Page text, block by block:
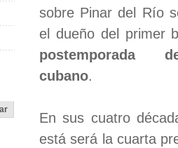
sobre Pinar del Río
el dueño del primer
postemporada
cubano.
En sus cuatro
está será la cuarta